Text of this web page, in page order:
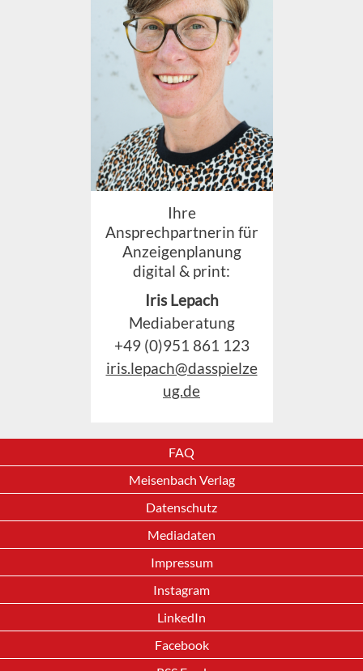
Ihre
Ansprechpartnerin für
Anzeigenplanung
digital & print:
Iris Lepach
Mediaberatung
+49 (0)951 861 123
iris.lepach@dasspielze
ug.de
FAQ
Meisenbach Verlag
Datenschutz
Mediadaten
Impressum
Instagram
LinkedIn
Facebook